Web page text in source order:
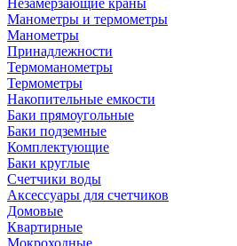
Манометры и термометры
Манометры
Принадлежности
Термоманометры
Термометры
Накопительные емкости
Баки прямоугольные
Баки подземные
Комплектующие
Баки круглые
Счетчики воды
Аксессуары для счетчиков
Домовые
Квартирные
Мокроходные